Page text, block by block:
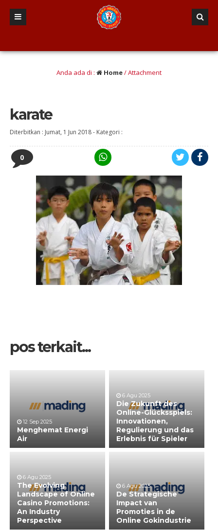
Anda ada di : Home/ Attachment
karate
Diterbitkan : Jumat, 1 Jun 2018- Kategori :
0
pos terkait...
12 Sep 2025
Menghemat Energi
Air
6 Agu 2025
Die Zukunft des
Online-Glücksspiels:
Innovationen,
Regulierung und das
Erlebnis für Spieler
6 Agu 2025
The Evolving
Landscape of Online
Casino Promotions:
An Industry
Perspective
6 Agu 2025
De Strategische
Impact van
Promoties in de
Online Gokindustrie